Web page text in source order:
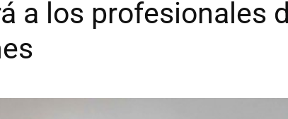
a los profesionales